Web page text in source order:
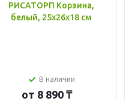
РИСАТОРП Корзина,
белый, 25x26x18 см
В наличии
от 8 890 ₸